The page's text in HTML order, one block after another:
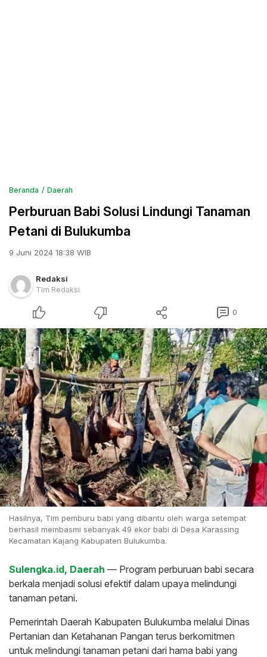
Beranda Daerah
Perburuan Babi Solusi Lindungi Tanaman
Petani di Bulukumba
9 Juni 2024 18:38 WIB
Redaksi
Tim Redaksi
0
Hasilnya, Tim pemburu babi yang dibantu oleh warga setempat
berhasil membasmi sebanyak 49 ekor babi di Desa Karassing
Kecamatan Kajang Kabupaten Bulukumba.
Sulengka.id, Daerah — Program perburuan babi secara
berkala menjadi solusi efektif dalam upaya melindungi
tanaman petani.
Pemerintah Daerah Kabupaten Bulukumba melalui Dinas
Pertanian dan Ketahanan Pangan terus berkomitmen
untuk melindungi tanaman petani dari hama babi yang